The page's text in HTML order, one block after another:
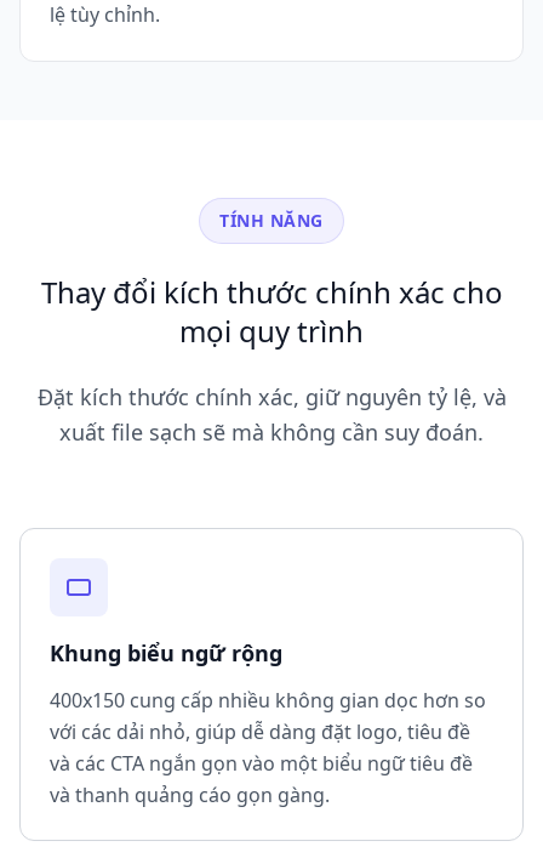
lệ tùy chỉnh.
TÍNH NĂNG
Thay đổi kích thước chính xác cho
mọi quy trình
Đặt kích thước chính xác, giữ nguyên tỷ lệ, và
xuất file sạch sẽ mà không cần suy đoán.
Khung biểu ngữ rộng
400x150 cung cấp nhiều không gian dọc hơn so
với các dải nhỏ, giúp dễ dàng đặt logo, tiêu đề
và các CTA ngắn gọn vào một biểu ngữ tiêu đề
và thanh quảng cáo gọn gàng.